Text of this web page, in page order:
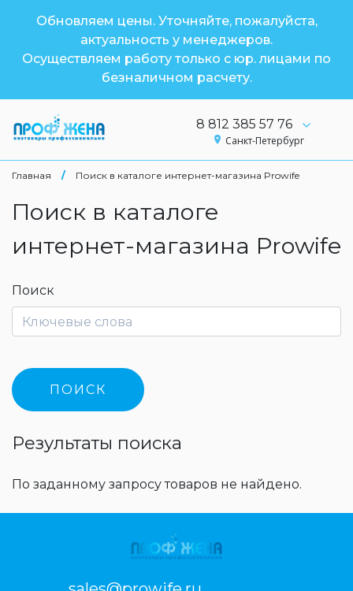
Обновляем цены. Уточняйте, пожалуйста,
актуальность у менеджеров.
Осуществляем работу только с юр. лицами по
безналичном расчету.
8 812 385 57 76
Санкт-Петербург
Главная / Поиск в каталоге интернет-магазина Prowife
Поиск в каталоге
интернет-магазина Prowife
Поиск
Результаты поиска
По заданному запросу товаров не найдено.